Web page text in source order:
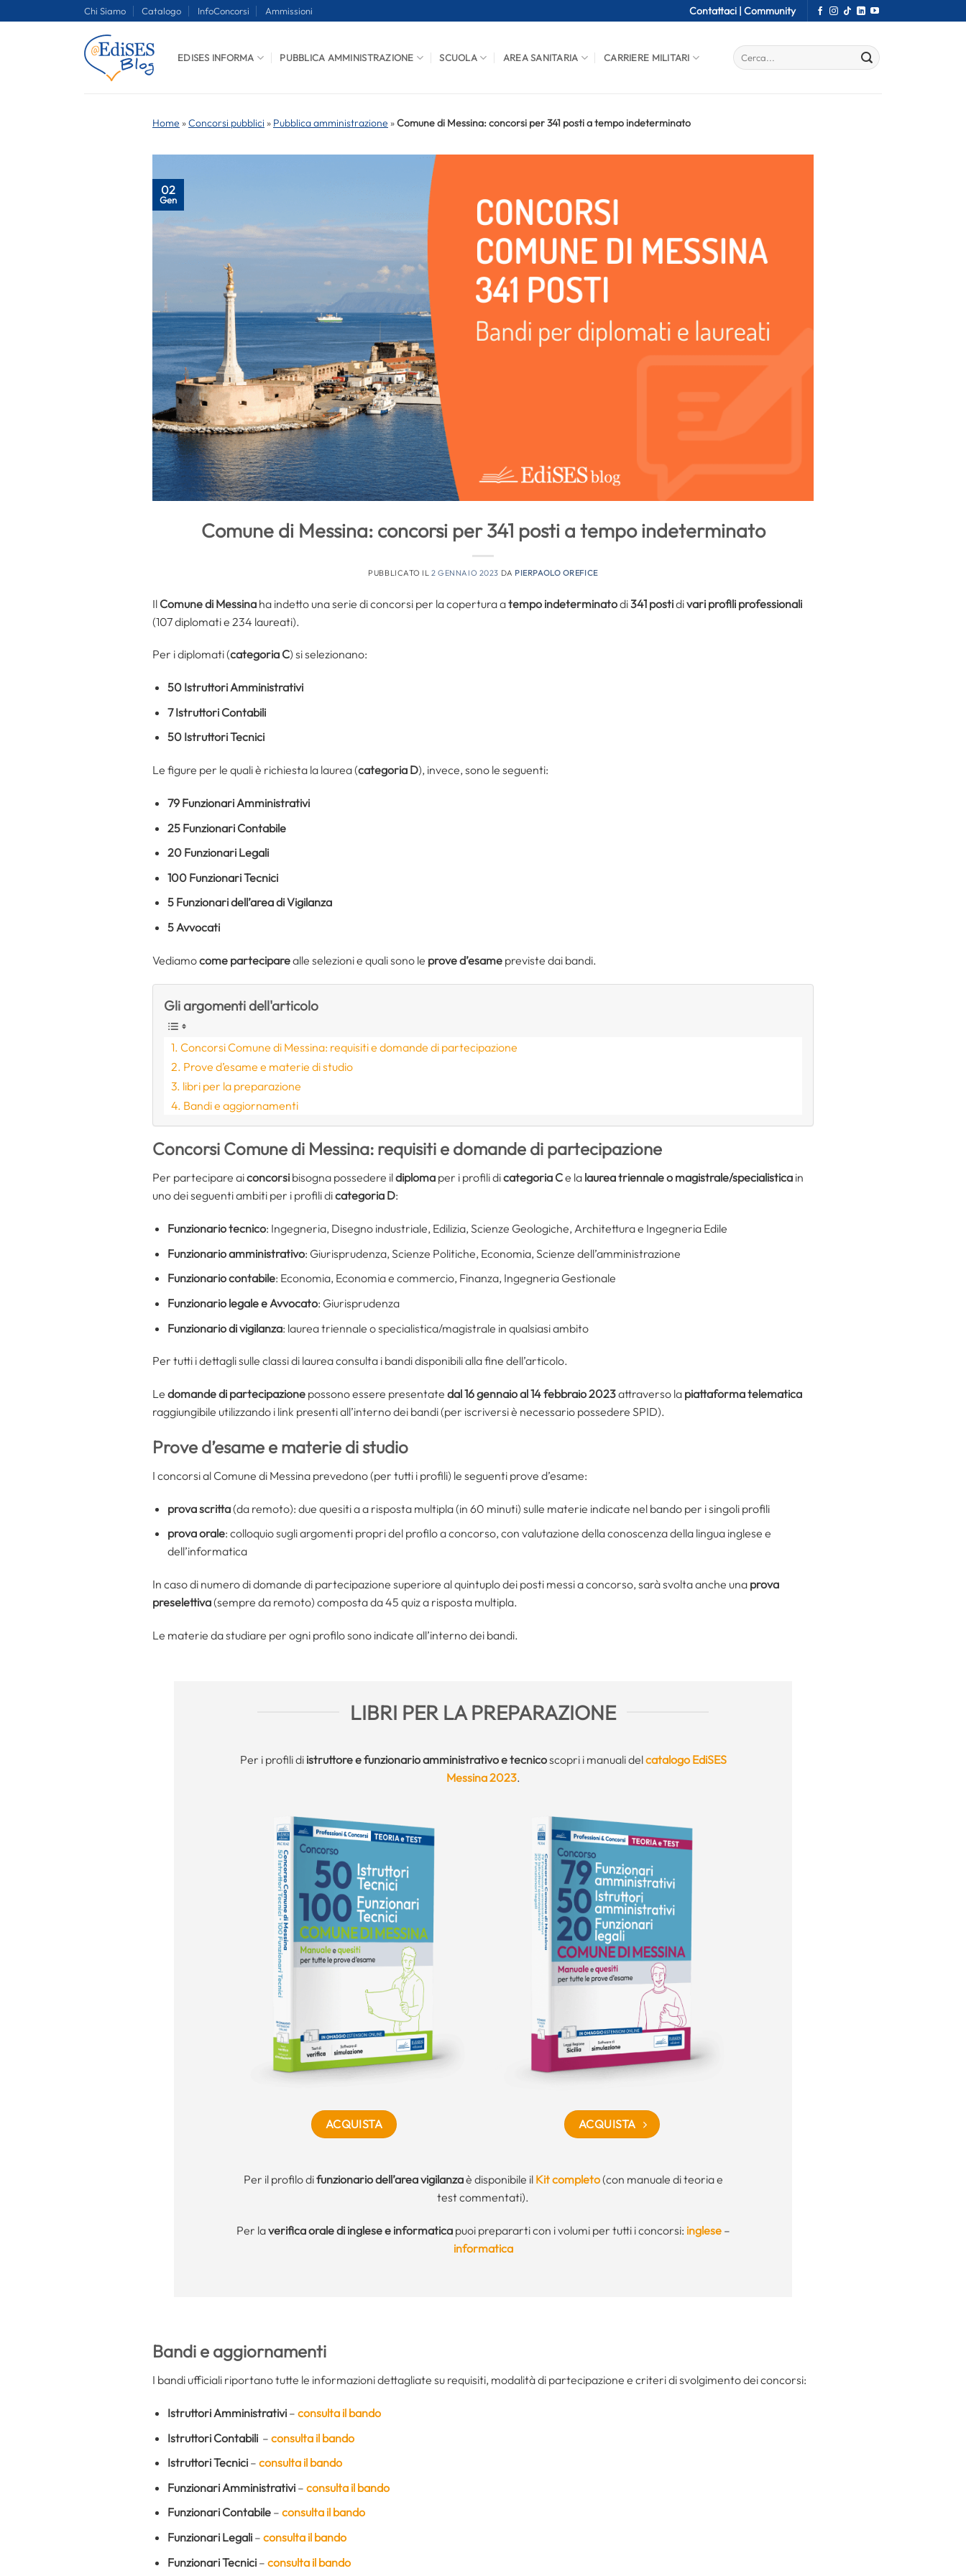
Chi Siamo Catalogo InfoConcorsi Ammissioni Contattaci | Community
EDISES INFORMA PUBBLICA AMMINISTRAZIONE SCUOLA AREA SANITARIA CARRIERE MILITARI
Home »Concorsi pubblici » Pubblica amministrazione »Comune di Messina: concorsi per 341 posti a tempo indeterminato
02
Gen
Comune di Messina: concorsi per 341 posti a tempo indeterminato
PUBBLICATO IL2 GENNAIO 2023 DA PIERPAOLO OREFICE
Il Comune di Messina ha indetto una serie di concorsi per la copertura atempo indeterminatodi341 postidivari profili professionali
(107 diplomati e 234 laureati).
Per i diplomati (categoria C) si selezionano:
50 Istruttori Amministrativi
7 Istruttori Contabili
50 Istruttori Tecnici
Le figure per le quali è richiesta la laurea (categoria D), invece, sono le seguenti:
79 Funzionari Amministrativi
25 Funzionari Contabile
20 Funzionari Legali
100 Funzionari Tecnici
5 Funzionari dell’area di Vigilanza
5 Avvocati
Vediamocome parteciparealle selezioni e quali sono le prove d’esame previste dai bandi.
Gli argomenti dell'articolo
Concorsi Comune di Messina: requisiti e domande di partecipazione
Prove d’esame e materie di studio
libri per la preparazione
Bandi e aggiornamenti
Concorsi Comune di Messina: requisiti e domande di partecipazione
Per partecipare aiconcorsi bisogna possedere ildiploma per i profili dicategoria Ce la laurea triennale o magistrale/specialistica in
uno dei seguenti ambiti per i profili dicategoria D:
Funzionario tecnico: Ingegneria, Disegno industriale, Edilizia, Scienze Geologiche, Architettura e Ingegneria Edile
Funzionario amministrativo: Giurisprudenza, Scienze Politiche, Economia, Scienze dell’amministrazione
Funzionario contabile: Economia, Economia e commercio, Finanza, Ingegneria Gestionale
Funzionario legale e Avvocato: Giurisprudenza
Funzionario di vigilanza: laurea triennale o specialistica/magistrale in qualsiasi ambito
Per tutti i dettagli sulle classi di laurea consulta i bandi disponibili alla fine dell’articolo.
Le domande di partecipazione possono essere presentate dal 16 gennaio al 14 febbraio 2023attraverso la piattaforma telematica
raggiungibile utilizzando i link presenti all’interno dei bandi (per iscriversi è necessario possedere SPID).
Prove d’esame e materie di studio
I concorsi al Comune di Messina prevedono (per tutti i profili) le seguenti prove d’esame:
prova scritta(da remoto): due quesiti a a risposta multipla (in 60 minuti) sulle materie indicate nel bando per i singoli profili
prova orale: colloquio sugli argomenti propri del profilo a concorso, con valutazione della conoscenza della lingua inglese e
dell’informatica
In caso di numero di domande di partecipazione superiore al quintuplo dei posti messi a concorso, sarà svolta anche una prova
preselettiva(sempre da remoto) composta da 45 quiz a risposta multipla.
Le materie da studiare per ogni profilo sono indicate all’interno dei bandi.
LIBRI PER LA PREPARAZIONE
Per i profili di istruttore e funzionario amministrativo e tecnicoscopri i manuali delcatalogo EdiSES
Messina 2023.
ACQUISTA ACQUISTA
Per il profilo difunzionario dell’area vigilanzaè disponibile il Kit completo(con manuale di teoria e
test commentati).
Per laverifica orale di inglese e informaticapuoi prepararti con i volumi per tutti i concorsi: inglese–
informatica
Bandi e aggiornamenti
I bandi ufficiali riportano tutte le informazioni dettagliate su requisiti, modalità di partecipazione e criteri di svolgimento dei concorsi:
Istruttori Amministrativi– consulta il bando
Istruttori Contabili– consulta il bando
Istruttori Tecnici– consulta il bando
Funzionari Amministrativi– consulta il bando
Funzionari Contabile– consulta il bando
Funzionari Legali– consulta il bando
Funzionari Tecnici– consulta il bando